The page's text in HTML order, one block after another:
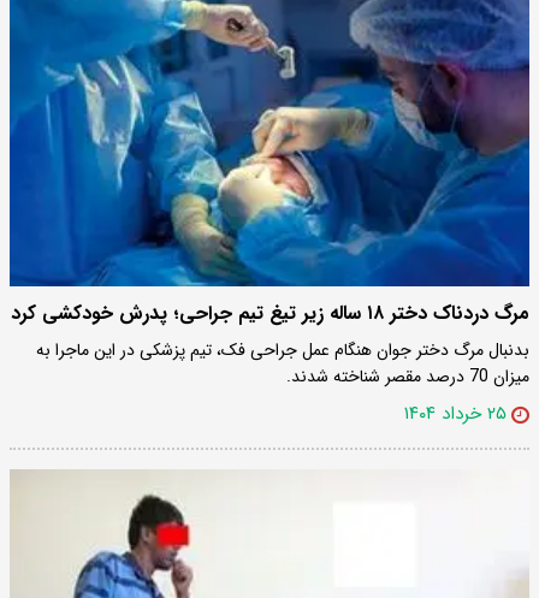
مرگ دردناک دختر ۱۸ ساله زیر تیغ تیم جراحی؛ پدرش خودکشی کرد
بدنبال مرگ دختر جوان هنگام عمل جراحی فک، تیم پزشکی در این ماجرا به
میزان 70 درصد مقصر شناخته شدند.
۲۵ خرداد ۱۴۰۴